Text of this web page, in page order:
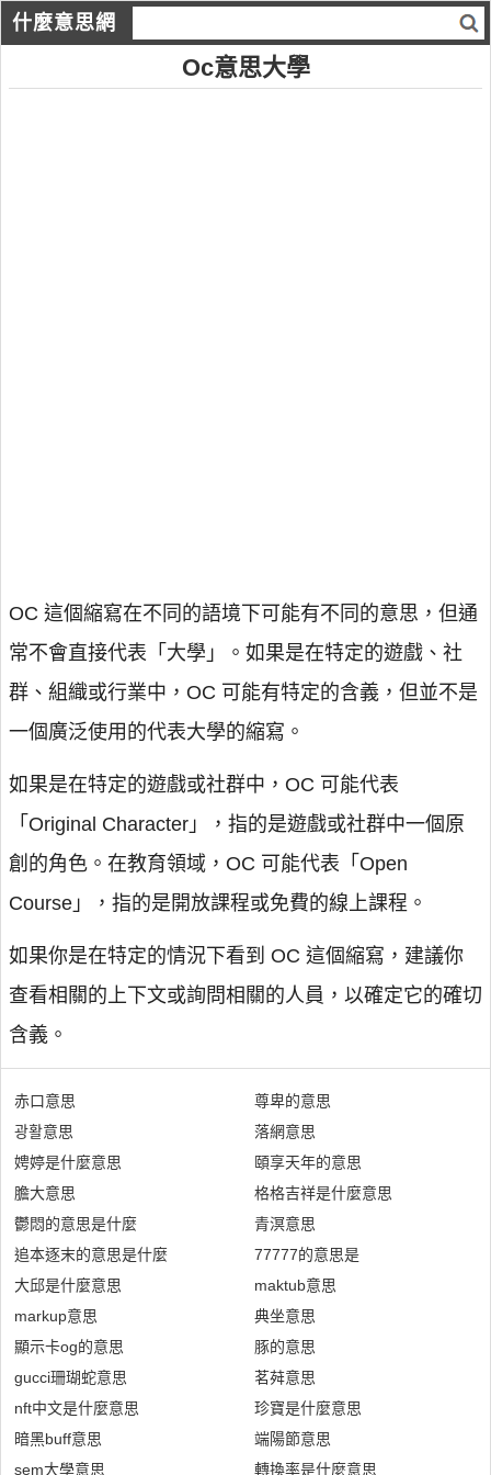
什麼意思網
Oc意思大學
OC 這個縮寫在不同的語境下可能有不同的意思，但通
常不會直接代表「大學」。如果是在特定的遊戲、社
群、組織或行業中，OC 可能有特定的含義，但並不是
一個廣泛使用的代表大學的縮寫。
如果是在特定的遊戲或社群中，OC 可能代表
「Original Character」，指的是遊戲或社群中一個原
創的角色。在教育領域，OC 可能代表「Open
Course」，指的是開放課程或免費的線上課程。
如果你是在特定的情況下看到 OC 這個縮寫，建議你
查看相關的上下文或詢問相關的人員，以確定它的確切
含義。
赤口意思
광활意思
娉婷是什麼意思
膽大意思
鬱悶的意思是什麼
追本逐末的意思是什麼
大邱是什麼意思
markup意思
顯示卡og的意思
gucci珊瑚蛇意思
nft中文是什麼意思
暗黑buff意思
sem大學意思
尊卑的意思
落網意思
頤享天年的意思
格格吉祥是什麼意思
青溟意思
77777的意思是
maktub意思
典坐意思
豚的意思
茗荈意思
珍寶是什麼意思
端陽節意思
轉換率是什麼意思